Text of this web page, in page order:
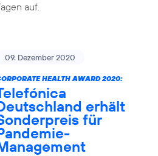
auf.
09. Dezember 2020
HEALTH AWARD 2020:
erhält
für